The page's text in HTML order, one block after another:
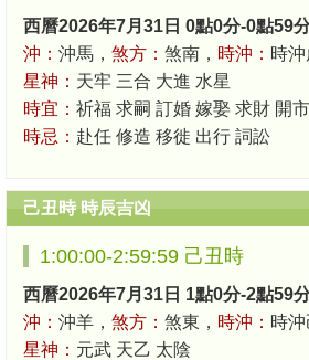
西曆2026年7月31日 0點0分-0點59
沖： 沖馬， 煞方： 煞南， 時沖： 時
星神： 天牢 三合 大進 水星
時宜： 祈福 求嗣 訂婚 嫁娶 求財 開
時忌： 赴任 修造 移徙 出行 詞訟
己丑時 時辰吉凶
1:00:00-2:59:59 己丑時
西曆2026年7月31日 1點0分-2點59
沖： 沖羊， 煞方： 煞東， 時沖： 時
星神： 元武 天乙 太陰